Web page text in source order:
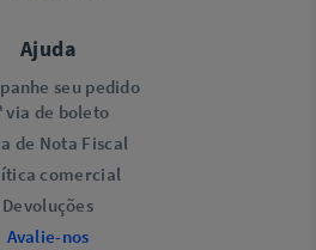
Ajuda
seu pedido
via de boleto
de Nota Fiscal
comercial
Devoluções
Avalie-nos